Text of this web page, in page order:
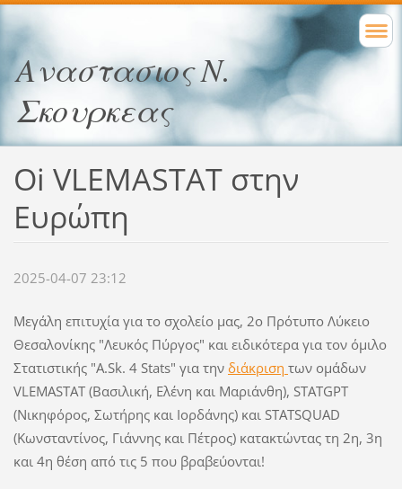
Αναστασιος Ν.
Σκουρκεας
Oi VLEMASTAT στην
Ευρώπη
2025-04-07 23:12
Μεγάλη επιτυχία για το σχολείο μας, 2ο Πρότυπο Λύκειο
Θεσαλονίκης "Λευκός Πύργος" και ειδικότερα για τον όμιλο
Στατιστικής "A.Sk. 4 Stats" για την διάκριση των ομάδων
VLEMASTAT (Βασιλική, Ελένη και Μαριάνθη), STATGPT
(Νικηφόρος, Σωτήρης και Ιορδάνης) και STATSQUAD
(Κωνσταντίνος, Γιάννης και Πέτρος) κατακτώντας τη 2η, 3η
και 4η θέση από τις 5 που βραβεύονται!